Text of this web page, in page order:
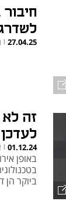
27.04.25
|
זה לא
01.12.24
|
באופן
ביוקר הן